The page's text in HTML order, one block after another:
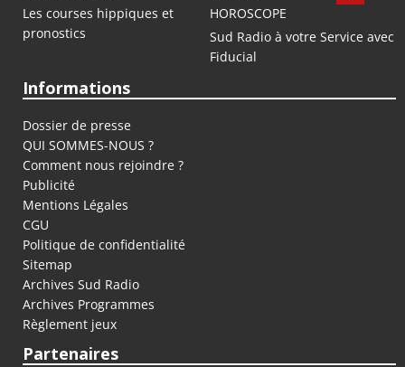
Les courses hippiques et
pronostics
HOROSCOPE
Sud Radio à votre Service avec
Fiducial
Informations
Dossier de presse
QUI SOMMES-NOUS ?
Comment nous rejoindre ?
Publicité
Mentions Légales
CGU
Politique de confidentialité
Sitemap
Archives Sud Radio
Archives Programmes
Règlement jeux
Partenaires